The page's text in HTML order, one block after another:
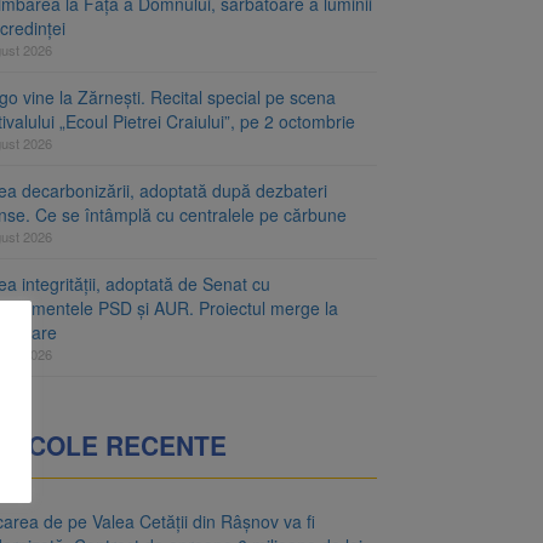
2026
vine la Zărnești. Recital special pe scena
„Ecoul Pietrei Craiului”, pe 2 octombrie
2026
decarbonizării, adoptată după dezbateri
Ce se întâmplă cu centralele pe cărbune
2026
integrității, adoptată de Senat cu
PSD și AUR. Proiectul merge la
2026
RECENTE
de pe Valea Cetății din Râșnov va fi